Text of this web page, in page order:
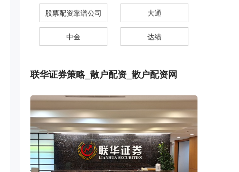
股票配资靠谱公司 大通
中金 达绩
联华证券策略_散户配资_散户配资网